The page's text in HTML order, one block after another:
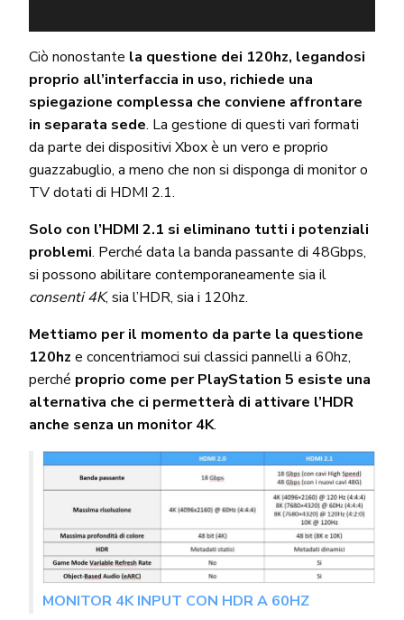
Ciò nonostante la questione dei 120hz, legandosi
proprio all’interfaccia in uso, richiede una
spiegazione complessa che conviene affrontare
in separata sede. La gestione di questi vari formati
da parte dei dispositivi Xbox è un vero e proprio
guazzabuglio, a meno che non si disponga di monitor o
TV dotati di HDMI 2.1.
Solo con l’HDMI 2.1 si eliminano tutti i potenziali
problemi. Perché data la banda passante di 48Gbps,
si possono abilitare contemporaneamente sia il
consenti 4K, sia l’HDR, sia i 120hz.
Mettiamo per il momento da parte la questione
120hz e concentriamoci sui classici pannelli a 60hz,
perché proprio come per PlayStation 5 esiste una
alternativa che ci permetterà di attivare l’HDR
anche senza un monitor 4K.
MONITOR 4K INPUT CON HDR A 60HZ